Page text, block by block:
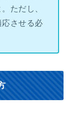
ただし、
させる必